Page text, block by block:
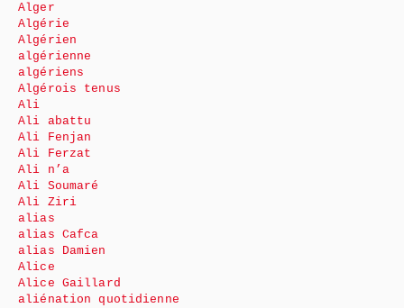
Alger
Algérie
Algérien
algérienne
algériens
Algérois tenus
Ali
Ali abattu
Ali Fenjan
Ali Ferzat
Ali n’a
Ali Soumaré
Ali Ziri
alias
alias Cafca
alias Damien
Alice
Alice Gaillard
aliénation quotidienne